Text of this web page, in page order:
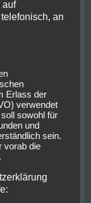
Abend konnte
Welt bei
ließen wir
ausgiebiges
auf
an
Erlass der
verwendet
sowohl für
und
sein.
vorab die